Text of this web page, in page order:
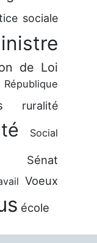
sociale
de Loi
ruralité
Social
Sénat
Voeux
école